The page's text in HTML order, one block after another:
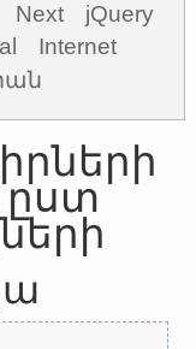
Next
jQuery
Internet
ըստ